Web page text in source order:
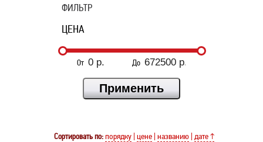
ФИЛЬТР
ЦЕНА
От До
Сортировать по: порядку цене названию дате ↑